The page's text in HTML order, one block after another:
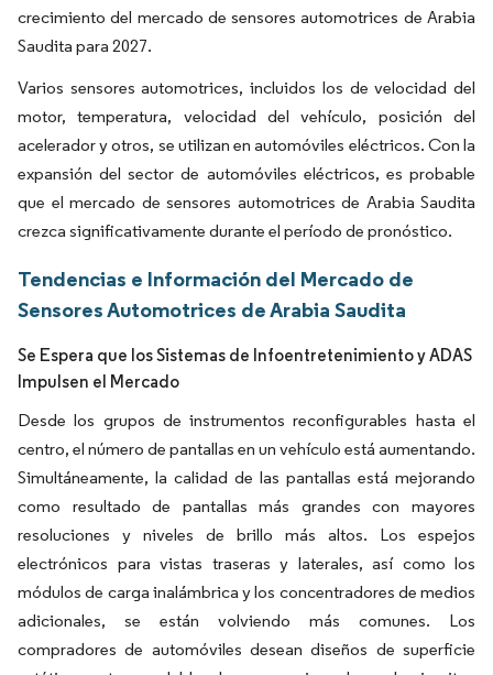
crecimiento del mercado de sensores automotrices de Arabia
Saudita para 2027.
Varios sensores automotrices, incluidos los de velocidad del
motor, temperatura, velocidad del vehículo, posición del
acelerador y otros, se utilizan en automóviles eléctricos. Con la
expansión del sector de automóviles eléctricos, es probable
que el mercado de sensores automotrices de Arabia Saudita
crezca significativamente durante el período de pronóstico.
Tendencias e Información del Mercado de
Sensores Automotrices de Arabia Saudita
Se Espera que los Sistemas de Infoentretenimiento y ADAS
Impulsen el Mercado
Desde los grupos de instrumentos reconfigurables hasta el
centro, el número de pantallas en un vehículo está aumentando.
Simultáneamente, la calidad de las pantallas está mejorando
como resultado de pantallas más grandes con mayores
resoluciones y niveles de brillo más altos. Los espejos
electrónicos para vistas traseras y laterales, así como los
módulos de carga inalámbrica y los concentradores de medios
adicionales, se están volviendo más comunes. Los
compradores de automóviles desean diseños de superficie